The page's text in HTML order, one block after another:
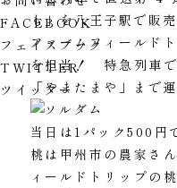
FACEBOOK
フェイスブック
TWITTER
ツイッター
も」を八王子駅で販
ファームフィールド
を担当！ 特急列車
「やまたまや」まで
当日は1パック500円
桃は甲州市の農家さ
ィールドトリップの